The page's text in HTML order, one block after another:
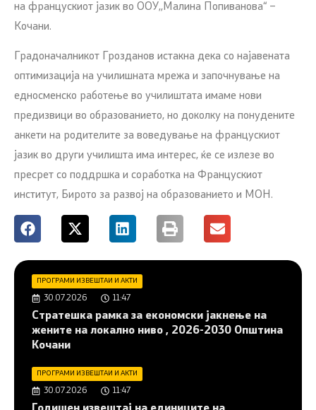
на францускиот јазик во ООУ,,Малина Попиванова“ –
Кочани.
Градоначалникот Грозданов истакна дека со најавената
оптимизација на училишната мрежа и започнување на
едносменско работење во училиштата имаме нови
предизвици во образованието, но доколку на понудените
анкети на родителите за воведување на францускиот
јазик во други училишта има интерес, ќе се излезе во
пресрет со поддршка и соработка на Францускиот
институт, Бирото за развој на образованието и МОН.
ПРОГРАМИ ИЗВЕШТАИ И АКТИ
30.07.2026 11:47
Стратешка рамка за економски јакнење на
жените на локално ниво , 2026-2030 Општина
Кочани
ПРОГРАМИ ИЗВЕШТАИ И АКТИ
30.07.2026 11:47